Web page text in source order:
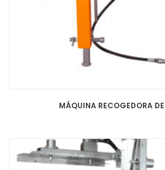
MÁQUINA RECOGEDORA